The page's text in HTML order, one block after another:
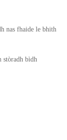
nas fhaide le bhith
stòradh bìdh